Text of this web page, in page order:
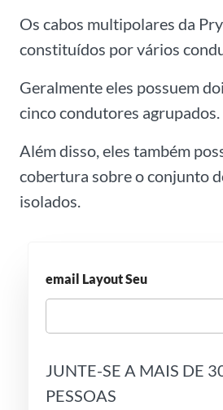
Os cabos multipolares da
constituídos por vários
Geralmente eles possuem
cinco condutores agrupados.
Além disso, eles também
cobertura sobre o conjunto
isolados.
email Layout Seu
JUNTE-SE A MAIS DE
PESSOAS